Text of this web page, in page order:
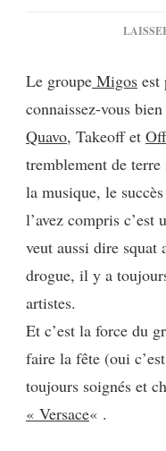
Le groupe Migos est
connaissez-vous
Quavo, Takeoff et
tremblement de
la musique, le
l’avez compris
veut aussi dire squat
drogue, il y a
artistes.
Et c’est la force du
faire la fête (oui
toujours soignés et
« Versace« .